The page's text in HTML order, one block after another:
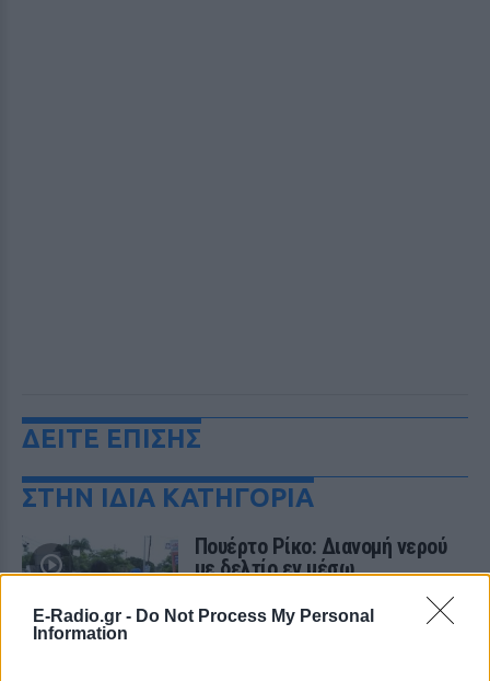
E-Radio.gr - Do Not Process My Personal
Information
ΔΕΙΤΕ ΕΠΙΣΗΣ
ΣΤΗΝ ΙΔΙΑ ΚΑΤΗΓΟΡΙΑ
Πουέρτο Ρίκο: Διανομή νερού
με δελτίο εν μέσω
ΣΉΜΕΡΑ